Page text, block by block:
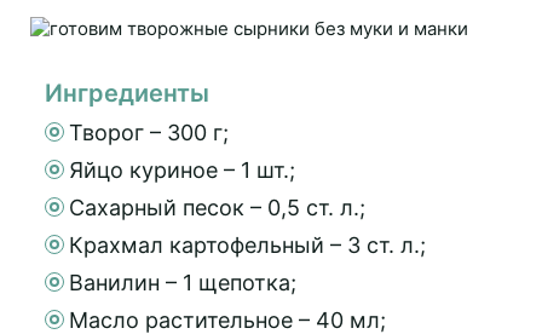
Ингредиенты
Творог – 300 г;
Яйцо куриное – 1 шт.;
Сахарный песок – 0,5 ст. л.;
Крахмал картофельный – 3 ст. л.;
Ванилин – 1 щепотка;
Масло растительное – 40 мл;